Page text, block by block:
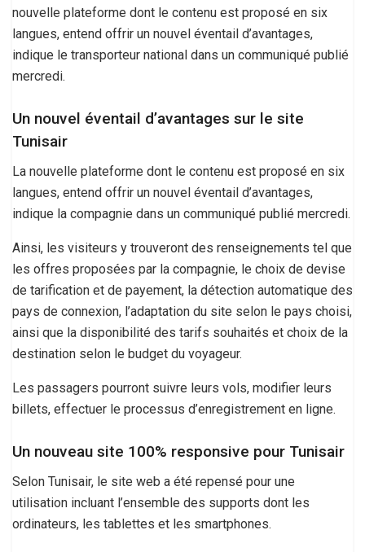
nouvelle plateforme dont le contenu est proposé en six
langues, entend offrir un nouvel éventail d’avantages,
indique le transporteur national dans un communiqué publié
mercredi.
Un nouvel éventail d’avantages sur le site
Tunisair
La nouvelle plateforme dont le contenu est proposé en six
langues, entend offrir un nouvel éventail d’avantages,
indique la compagnie dans un communiqué publié mercredi.
Ainsi, les visiteurs y trouveront des renseignements tel que
les offres proposées par la compagnie, le choix de devise
de tarification et de payement, la détection automatique des
pays de connexion, l’adaptation du site selon le pays choisi,
ainsi que la disponibilité des tarifs souhaités et choix de la
destination selon le budget du voyageur.
Les passagers pourront suivre leurs vols, modifier leurs
billets, effectuer le processus d’enregistrement en ligne.
Un nouveau site 100% responsive pour Tunisair
Selon Tunisair, le site web a été repensé pour une
utilisation incluant l’ensemble des supports dont les
ordinateurs, les tablettes et les smartphones.